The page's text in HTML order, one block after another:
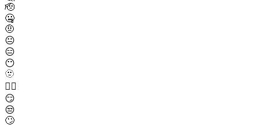
🫡
🤐
🤨
😐
😑
😶
🫥
😶‍🌫️
😏
😒
🙄